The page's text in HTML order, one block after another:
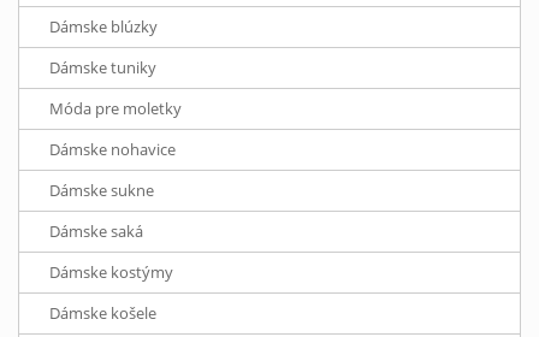
Dámske blúzky
Dámske tuniky
Móda pre moletky
Dámske nohavice
Dámske sukne
Dámske saká
Dámske kostýmy
Dámske košele